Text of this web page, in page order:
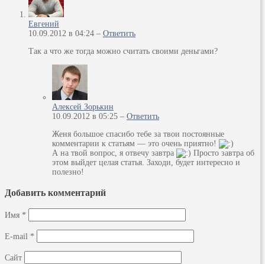
Евгений
10.09.2012 в 04:24 – Ответить
Так а что же тогда можно считать своими деньгами?
Алексей Зорькин
10.09.2012 в 05:25 – Ответить
Женя большое спасибо тебе за твои постоянные
комментарии к статьям — это очень приятно!
А на твой вопрос, я отвечу завтра
Просто завтра об
этом выйдет целая статья. Заходи, будет интересно и
полезно!
Добавить комментарий
Имя *
E-mail *
Сайт